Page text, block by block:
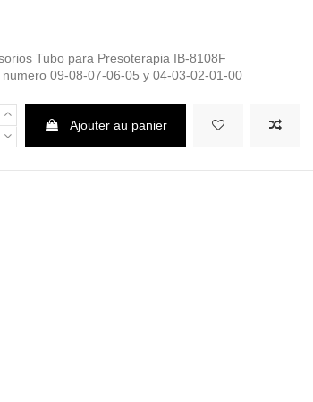
Tubo para Presoterapia IB-8108F
numero 09-08-07-06-05 y 04-03-02-01-00
Ajouter au panier